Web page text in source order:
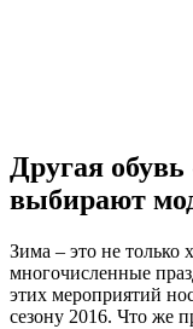
Другая обувь
выбирают
Зима – это не только
многочисленные
этих мероприятий
сезону 2016. Что же